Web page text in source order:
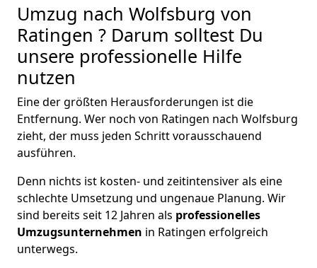
Umzug nach Wolfsburg von
Ratingen ? Darum solltest Du
unsere professionelle Hilfe
nutzen
Eine der größten Herausforderungen ist die
Entfernung. Wer noch von Ratingen nach Wolfsburg
zieht, der muss jeden Schritt vorausschauend
ausführen.
Denn nichts ist kosten- und zeitintensiver als eine
schlechte Umsetzung und ungenaue Planung. Wir
sind bereits seit 12 Jahren als professionelles
Umzugsunternehmen in Ratingen erfolgreich
unterwegs.